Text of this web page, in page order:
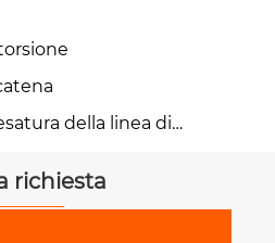
della linea di
richiesta